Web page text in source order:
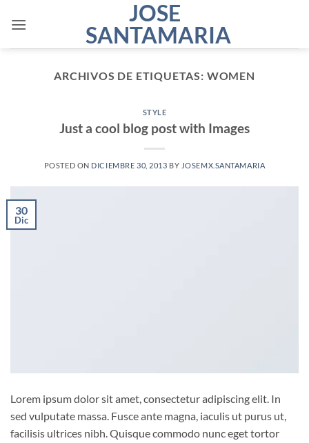
JOSE
SANTAMARIA
ARCHIVOS DE ETIQUETAS: WOMEN
STYLE
Just a cool blog post with Images
POSTED ON DICIEMBRE 30, 2013 BY JOSEMX.SANTAMARIA
30
Dic
Lorem ipsum dolor sit amet, consectetur adipiscing elit. In
sed vulputate massa. Fusce ante magna, iaculis ut purus ut,
facilisis ultrices nibh. Quisque commodo nunc eget tortor